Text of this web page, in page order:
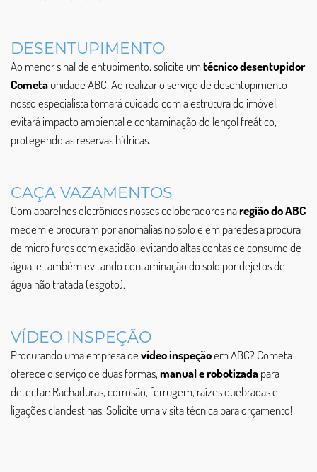
DESENTUPIMENTO
Ao menor sinal de entupimento, solicite umtécnico desentupidor
Cometaunidade ABC. Ao realizar o serviço de desentupimento
nosso especialista tomará cuidado com a estrutura do imóvel,
evitará impacto ambiental e contaminação do lençol freático,
protegendo as reservas hídricas.
CAÇA VAZAMENTOS
Com aparelhos eletrônicos nossos coloboradores naregião do ABC
medem e procuram por anomalias no solo e em paredes a procura
de micro furos com exatidão, evitando altas contas de consumo de
água, e também evitando contaminação do solo por dejetos de
água não tratada (esgoto).
VÍDEO INSPEÇÃO
Procurando uma empresa devídeo inspeçãoem ABC? Cometa
oferece o serviço de duas formas,manual e robotizadapara
detectar: Rachaduras, corrosão, ferrugem, raízes quebradas e
ligações clandestinas. Solicite uma visita técnica para orçamento!